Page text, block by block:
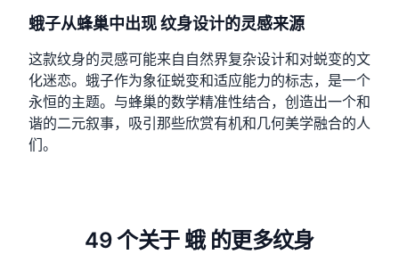
蛾子从蜂巢中出现 纹身设计的灵感来源
这款纹身的灵感可能来自自然界复杂设计和对蜕变的文
化迷恋。蛾子作为象征蜕变和适应能力的标志，是一个
永恒的主题。与蜂巢的数学精准性结合，创造出一个和
谐的二元叙事，吸引那些欣赏有机和几何美学融合的人
们。
49 个关于 蛾 的更多纹身